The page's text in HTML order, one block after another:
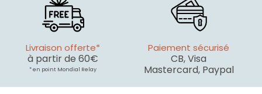
Livraison offerte*
à partir de 60€
* en point Mondial Relay
Paiement sécurisé
CB, Visa
Mastercard, Paypal